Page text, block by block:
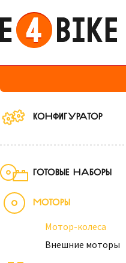
КОНФИГУРАТОР
ГОТОВЫЕ НАБОРЫ
МОТОРЫ
Мотор-колеса
Внешние моторы